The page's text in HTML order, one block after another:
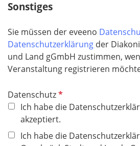
h
f
e
l
d
Sonstiges
Sie müssen der eveeno
Datenschutzerklärung der
und Land gGmbH zustimmen,
Veranstaltung registrieren
DatenschutzP
f
l
c
Ich habe die
akzeptiert.
Ich habe die